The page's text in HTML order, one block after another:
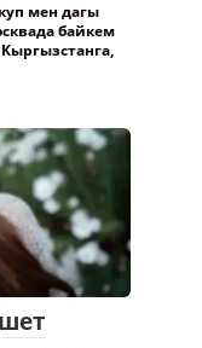
мен дагы
байкем